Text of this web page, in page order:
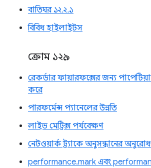
বাতিঘর ১২.২.১
বিবিধ হাইলাইটস
ক্রোম ১২৯
রেকর্ডার ফায়ারফক্সের জন্য
করে
পারফর্মেন্স প্যানেলের উন্নতি
লাইভ মেট্রিক্স পর্যবেক্ষণ
নেটওয়ার্ক ট্র্যাকে অনুসন্ধানের
performance.mark এবং